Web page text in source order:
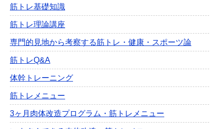
筋トレ基礎知識
筋トレ理論講座
専門的見地から考察する筋トレ・健康・スポーツ論
筋トレQ&A
体幹トレーニング
筋トレメニュー
3ヶ月肉体改造プログラム・筋トレメニュー